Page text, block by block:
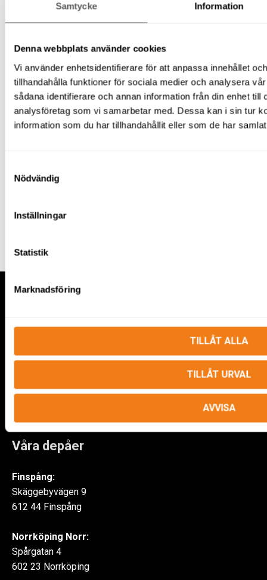
Samtycke Information
Denna webbplats använder cookies
Vi använder enhetsidentifierare för att anpassa innehållet
tillhandahålla funktioner för sociala medier och analysera
sådana identifierare och annan information från din enhet
analysföretag som vi samarbetar med. Dessa kan i sin tur
information som du har tillhandahållit eller som de har
Nödvändig
Inställningar
Statistik
Marknadsföring
TILLÅT ALLA
TILLÅT URVAL
AVVISA
HYRA DIESELDRIVEN SAXLIFT I
LINKÖPING? KONTAKTA OSS IDAG!
Oavsett om du arbetar inom industrin, du driver ett stort
byggföretag eller behöver en dieseldriven saxlift för ett
mindre projekt, finns vi här för att hjälpa dig.
Hyr din saxlift hos Ripskogs Lift & Maskin i Linköping
Våra depåer
Finspång:
Skäggebyvägen 9
612 44 Finspång
Norrköping Norr:
Spårgatan 4
602 23 Norrköping